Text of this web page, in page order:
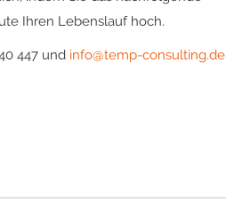
Ihren Lebenslauf hoch.
447 und info@temp-consulting.de